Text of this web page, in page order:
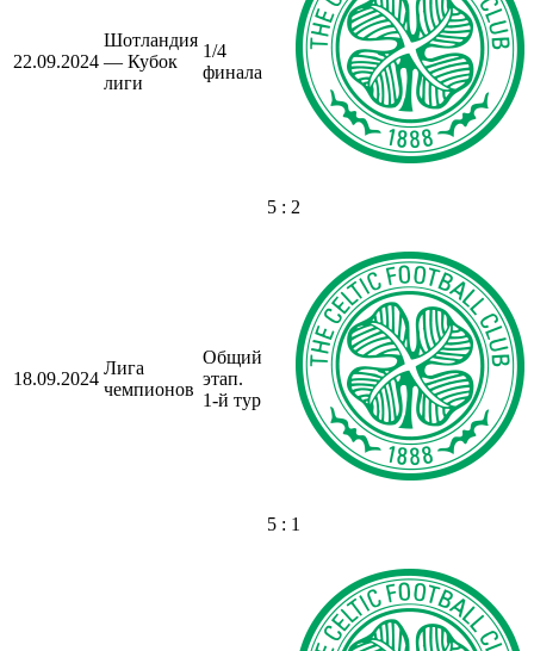
22.09.2024
Шотландия
— Кубок
лиги
1/4
финала
5 : 2
18.09.2024
Лига
чемпионов
Общий
этап.
1-й тур
5 : 1